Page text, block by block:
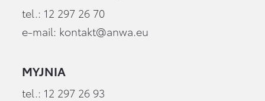
tel.: 12 297 26 70
e-mail: kontakt@anwa.eu
MYJNIA
tel.: 12 297 26 93